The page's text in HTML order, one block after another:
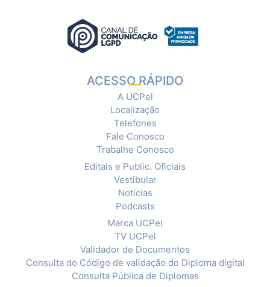
ACESSO RÁPIDO
A UCPel
Localização
Telefones
Fale Conosco
Trabalhe Conosco
Editais e Public. Oficiais
Vestibular
Notícias
Podcasts
Marca UCPel
TV UCPel
Validador de Documentos
Consulta do Código de validação do Diploma digital
Consulta Pública de Diplomas